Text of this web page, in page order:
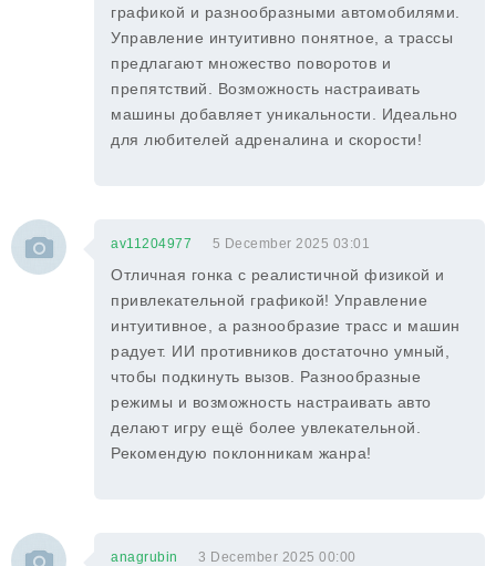
графикой и разнообразными автомобилями.
Управление интуитивно понятное, а трассы
предлагают множество поворотов и
препятствий. Возможность настраивать
машины добавляет уникальности. Идеально
для любителей адреналина и скорости!
av11204977 5 December 2025 03:01
Отличная гонка с реалистичной физикой и
привлекательной графикой! Управление
интуитивное, а разнообразие трасс и машин
радует. ИИ противников достаточно умный,
чтобы подкинуть вызов. Разнообразные
режимы и возможность настраивать авто
делают игру ещё более увлекательной.
Рекомендую поклонникам жанра!
anagrubin 3 December 2025 00:00